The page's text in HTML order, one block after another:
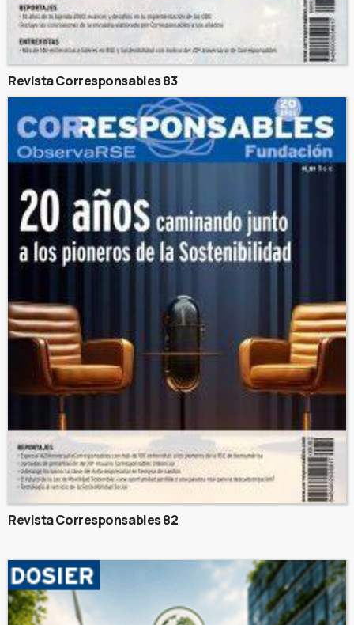
Revista Corresponsables 83
Revista Corresponsables 82